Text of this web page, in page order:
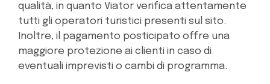
qualità, in quanto Viator verifica attentamente
tutti gli operatori turistici presenti sul sito.
Inoltre, il pagamento posticipato offre una
maggiore protezione ai clienti in caso di
eventuali imprevisti o cambi di programma.